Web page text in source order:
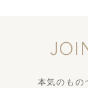
本気のものづく